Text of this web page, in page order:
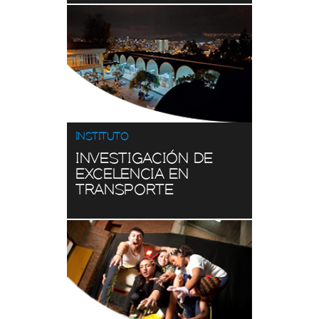
INSTITUTO
INVESTIGACIÓN DE
EXCELENCIA EN
TRANSPORTE
NIVELACIÓN
Ver aquí
ESTUDIANTES
Ver aquí